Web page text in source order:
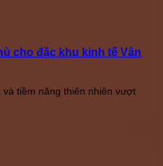
cho đặc khu kinh tế Vân
tiềm năng thiên nhiên vượt